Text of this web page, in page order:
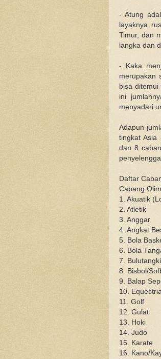
- Atung
layaknya
Timur, dan
langka dan
- Kaka
merupakan
bisa
ini
menyadari
Adapun
tingkat Asia
dan 8
Daftar
Cabang
1. Akuatik
2. Atletik
3. Anggar
4. Angkat
5. Bola
6. Bola
7.
8. Bisbol/
9. Balap
10.
11. Golf
12. Gulat
13. Hoki
14. Judo
15. Karate
16. Kano/